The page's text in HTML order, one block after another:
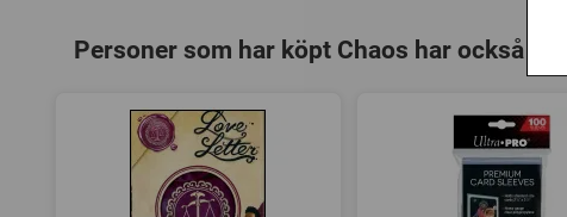
Personer som har köpt Chaos har också köpt